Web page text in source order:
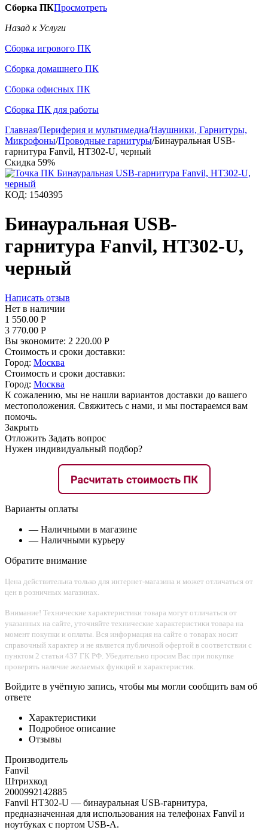
Сборка ПКПросмотреть
Назад к Услуги
Сборка игрового ПК
Сборка домашнего ПК
Сборка офисных ПК
Сборка ПК для работы
Главная/Периферия и мультимедиа/Наушники, Гарнитуры,
Микрофоны/Проводные гарнитуры/Бинауральная USB-
гарнитура Fanvil, HT302-U, черный
Скидка 59%
КОД: 1540395
Бинауральная USB-
гарнитура Fanvil, HT302-U,
черный
Написать отзыв
Нет в наличии
1 550.00 Р
3 770.00 Р
Вы экономите: 2 220.00 Р
Стоимость и сроки доставки:
Город: Москва
Стоимость и сроки доставки:
Город: Москва
К сожалению, мы не нашли вариантов доставки до вашего
местоположения. Свяжитесь с нами, и мы постараемся вам
помочь.
Закрыть
Отложить Задать вопрос
Нужен индивидуальный подбор?
Варианты оплаты
— Наличными в магазине
— Наличными курьеру
Обратите внимание
Цена действительна только для интернет-магазина и может отличаться от
цен в розничных магазинах.
Внимание! Технические характеристики товара могут отличаться от
указанных на сайте, уточняйте технические характеристики товара на
момент покупки и оплаты. Вся информация на сайте о товарах носит
справочный характер и не является публичной офертой в соответствии с
пунктом 2 статьи 437 ГК РФ. Убедительно просим Вас при покупке
проверять наличие желаемых функций и характеристик.
Войдите в учётную запись, чтобы мы могли сообщить вам об
ответе
Характеристики
Подробное описание
Отзывы
Производитель
Fanvil
Штрихкод
2000992142885
Fanvil HT302-U — бинауральная USB-гарнитура,
предназначенная для использования на телефонах Fanvil и
ноутбуках с портом USB-A.